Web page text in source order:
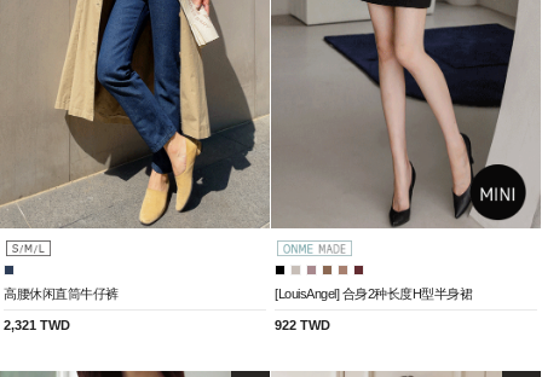
高腰休闲直筒牛仔裤
2,321 TWD
[LouisAngel] 合身2种长度H型半身裙
922 TWD